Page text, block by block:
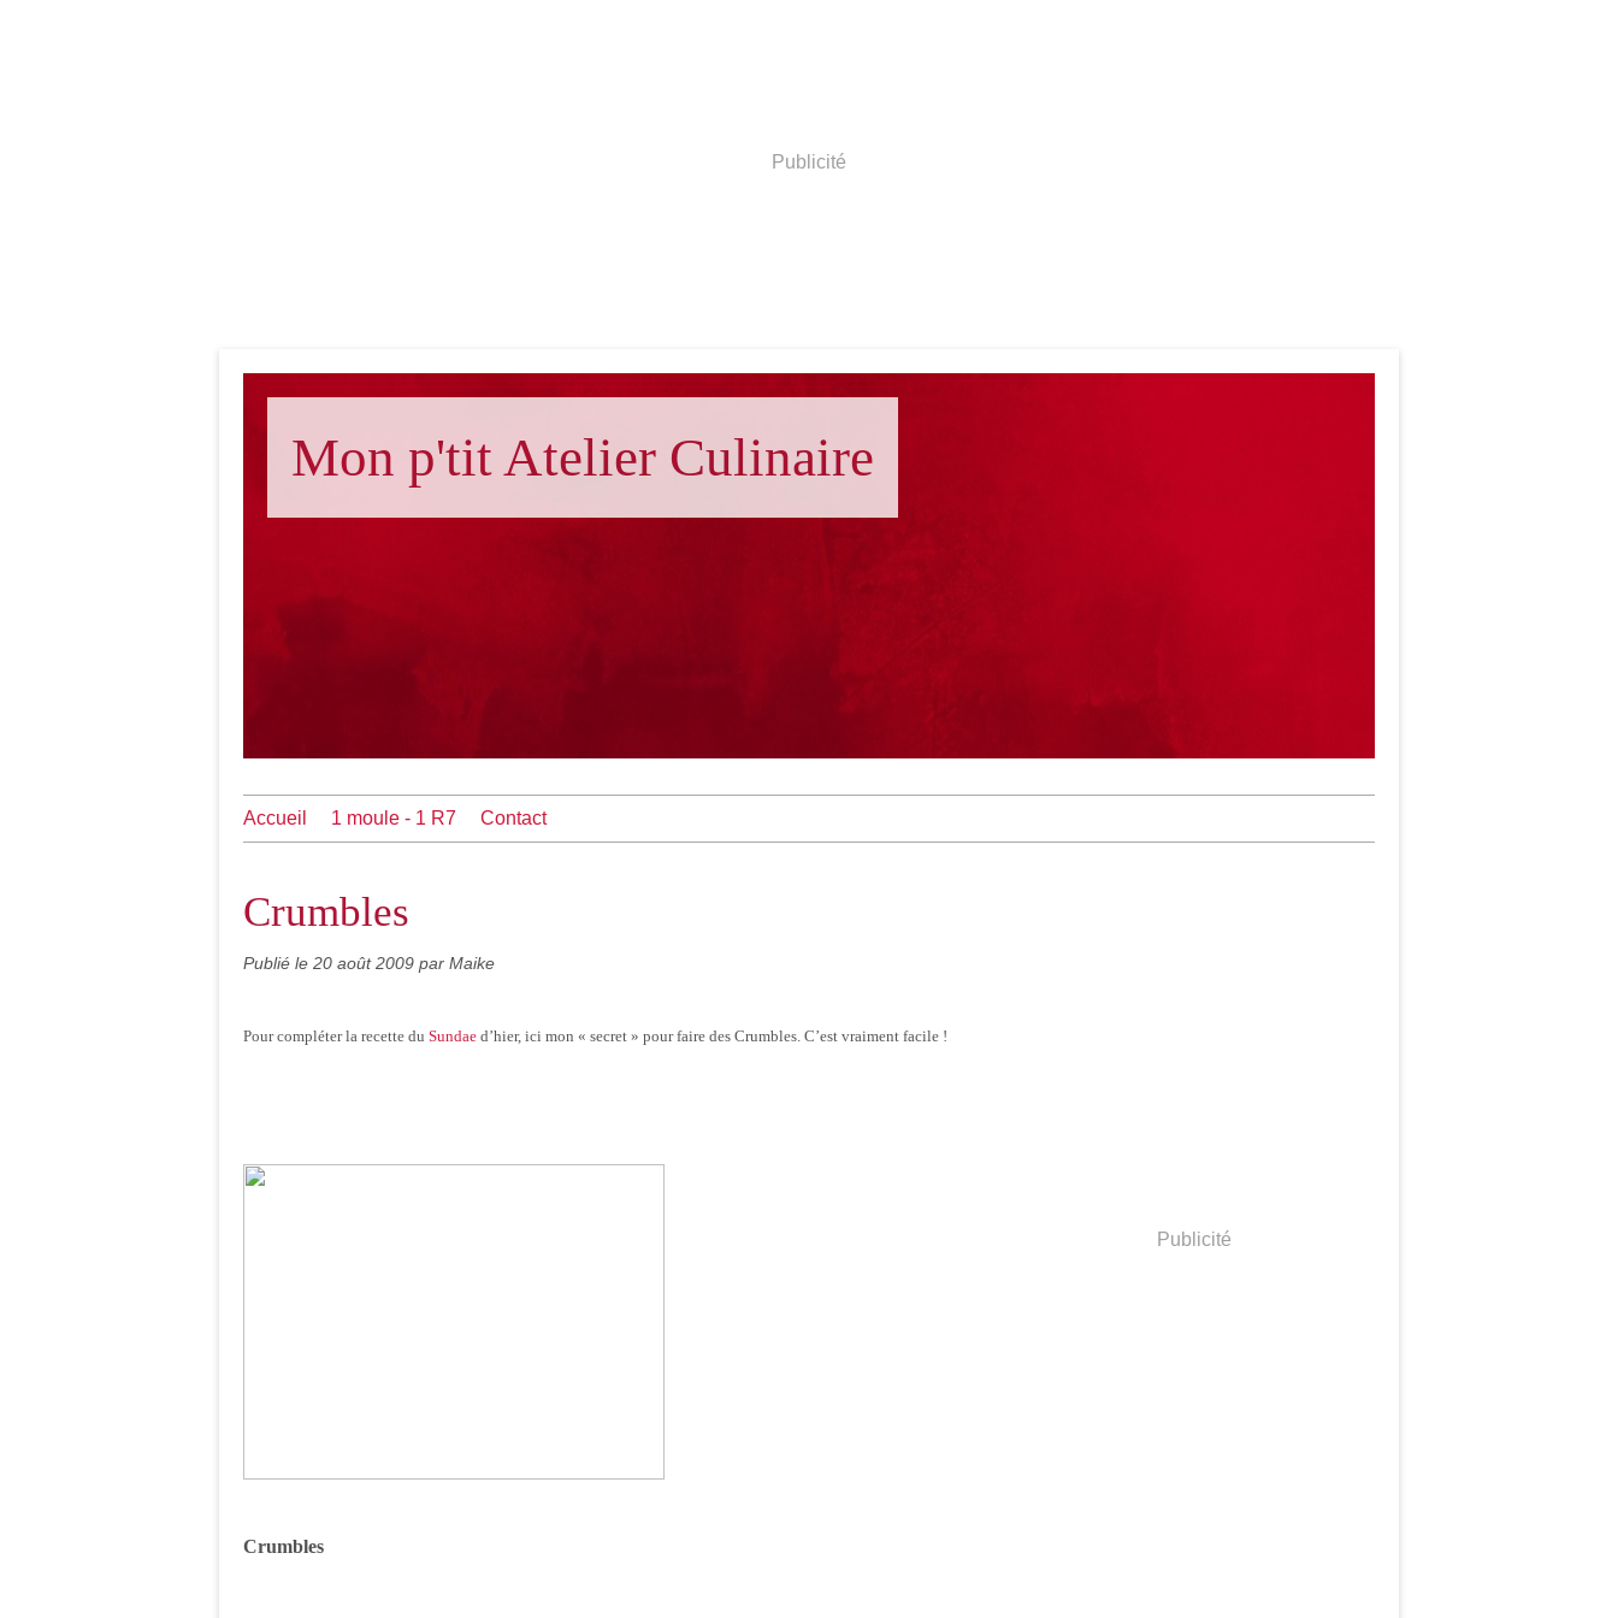
Publicité
Mon p'tit Atelier Culinaire
Accueil 1 moule - 1 R7 Contact
Crumbles
Publié le 20 août 2009 par Maike
Pour compléter la recette du Sundae d’hier, ici mon « secret » pour faire des Crumbles. C’est vraiment facile !
Crumbles
Publicité